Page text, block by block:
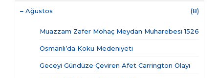
– Ağustos (8)
Muazzam Zafer Mohaç Meydan Muharebesi 1526
Osmanlı’da Koku Medeniyeti
Geceyi Gündüze Çeviren Afet Carrington Olayı